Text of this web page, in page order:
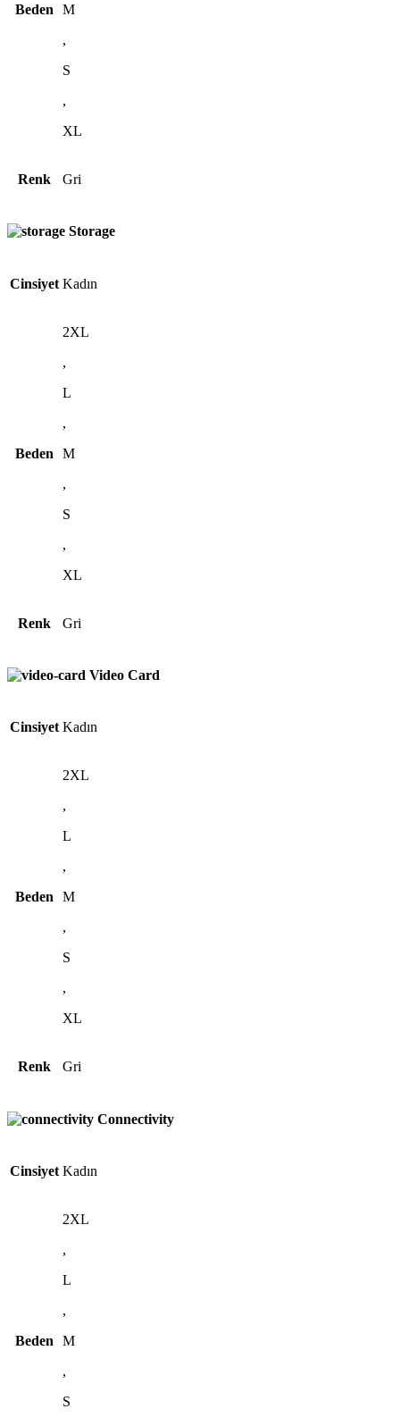
Beden
M
,
S
,
XL
Renk Gri
Storage
Cinsiyet Kadın
Beden
2XL
,
L
,
M
,
S
,
XL
Renk Gri
Video Card
Cinsiyet Kadın
Beden
2XL
,
L
,
M
,
S
,
XL
Renk Gri
Connectivity
Cinsiyet Kadın
Beden
2XL
,
L
,
M
,
S